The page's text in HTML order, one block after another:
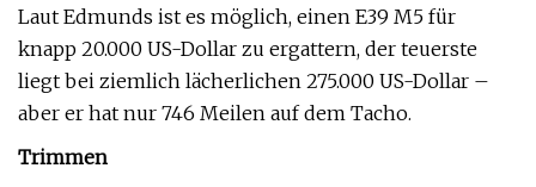
Laut Edmunds ist es möglich, einen E39 M5 für
knapp 20.000 US-Dollar zu ergattern, der teuerste
liegt bei ziemlich lächerlichen 275.000 US-Dollar –
aber er hat nur 746 Meilen auf dem Tacho.
Trimmen